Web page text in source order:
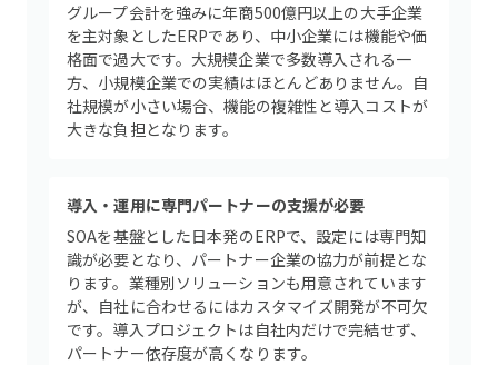
グループ会計を強みに年商500億円以上の大手企業
を主対象としたERPであり、中小企業には機能や価
格面で過大です。大規模企業で多数導入される一
方、小規模企業での実績はほとんどありません。自
社規模が小さい場合、機能の複雑性と導入コストが
大きな負担となります。
導入・運用に専門パートナーの支援が必要
SOAを基盤とした日本発のERPで、設定には専門知
識が必要となり、パートナー企業の協力が前提とな
ります。業種別ソリューションも用意されています
が、自社に合わせるにはカスタマイズ開発が不可欠
です。導入プロジェクトは自社内だけで完結せず、
パートナー依存度が高くなります。